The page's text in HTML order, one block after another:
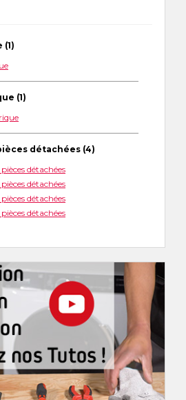
(1)
détachées (4)
détachées
détachées
détachées
détachées